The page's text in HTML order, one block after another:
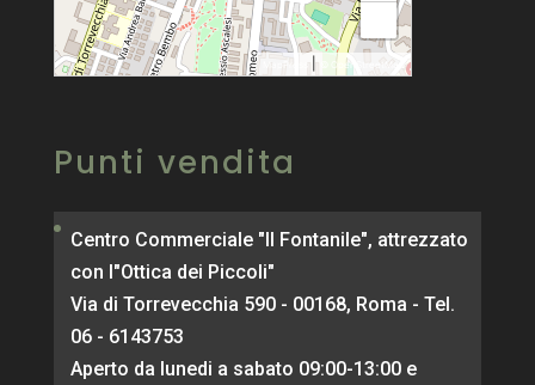
© OpenStreetMap
Punti vendita
Centro Commerciale "Il Fontanile", attrezzato
con l"Ottica dei Piccoli"
Via di Torrevecchia 590 - 00168, Roma - Tel.
06 - 6143753
Aperto da lunedi a sabato 09:00-13:00 e